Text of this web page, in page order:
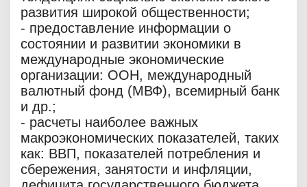
развития широкой общественности;
- предоставление информации о
состоянии и развитии экономики в
международные экономические
организации: ООН, международный
валютный фонд (МВФ), всемирный банк
и др.;
- расчеты наиболее важных
макроэкономических показателей, таких
как: ВВП, показателей потребления и
сбережения, занятости и инфляции,